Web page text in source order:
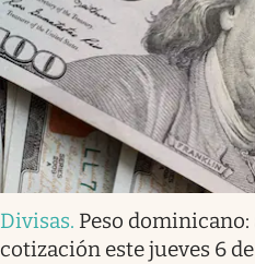
Divisas. Peso
cotización este jueves 6